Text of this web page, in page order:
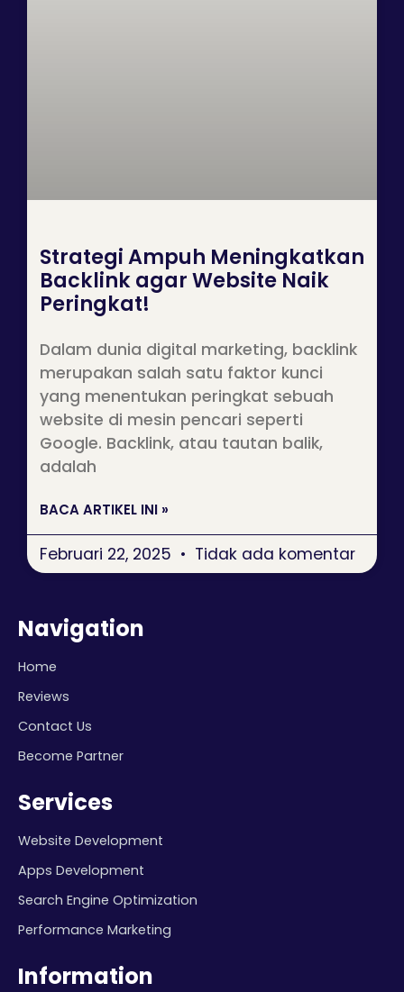
Strategi Ampuh Meningkatkan
Backlink agar Website Naik
Peringkat!
Dalam dunia digital marketing, backlink
merupakan salah satu faktor kunci
yang menentukan peringkat sebuah
website di mesin pencari seperti
Google. Backlink, atau tautan balik,
adalah
BACA ARTIKEL INI »
Februari 22, 2025 Tidak ada komentar
Navigation
Home
Reviews
Contact Us
Become Partner
Services
Website Development
Apps Development
Search Engine Optimization
Performance Marketing
Information